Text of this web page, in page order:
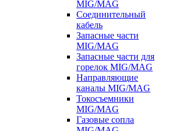
MIG/MAG
Соединительный
кабель
Запасные части
MIG/MAG
Запасные части для
горелок MIG/MAG
Направляющие
каналы MIG/MAG
Токосъемники
MIG/MAG
Газовые сопла